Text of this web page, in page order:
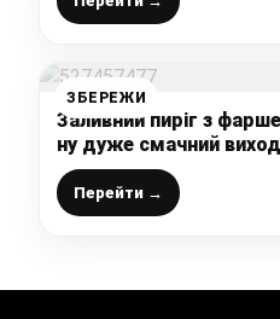
ЗБЕРЕЖИ
Заливний пиріг з
ну дуже смачний
Перейти →